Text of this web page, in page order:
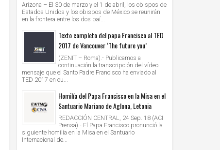
Arizona – El 30 de marzo y el 1 de abril, los obispos de
Estados Unidos y los obispos de México se reunirán
en la frontera entre los dos paí...
Texto completo del papa Francisco al TED
2017 de Vancouver ‘The future you’
(ZENIT – Roma).- Publicamos a
continuación la transcripción del vídeo
mensaje que el Santo Padre Francisco ha enviado al
TED 2017 en cu...
Homilía del Papa Francisco en la Misa en el
Santuario Mariano de Aglona, Letonia
REDACCIÓN CENTRAL, 24 Sep. 18 (ACI
Prensa).- El Papa Francisco pronunció la
siguiente homilía en la Misa en el Santuario
Internacional de...